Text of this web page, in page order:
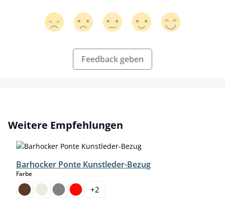
Feedback geben
Produktgalerie überspringen
Weitere Empfehlungen
Barhocker Ponte Kunstleder-Bezug
Farbeauswählen
+2